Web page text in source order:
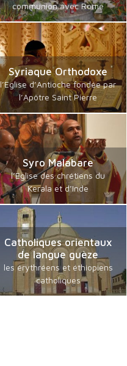
communion avec Rome
Syriaque Orthodoxe
l’Eglise d’Antioche fondée par
l’Apôtre Saint Pierre
Syro Malabare
l’Eglise des chrétiens du
Kerala et d’Inde
Catholiques orientaux
de langue guèze
les érythréens et éthiopiens
catholiques